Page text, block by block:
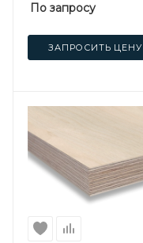
По запросу
ЗАПРОСИТЬ ЦЕНУ